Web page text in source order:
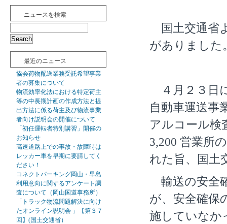
ニュースを検索
最近のニュース
協会荷物配送業務受託希望事業
者の募集について
物流効率化法における特定荷主
等の中長期計画の作成方法と提
出方法に係る荷主及び物流事業
者向け説明会の開催について
「初任運転者特別講習」開催の
お知らせ
高速道路上での事故・故障時は
レッカー車を早期に要請してく
ださい！
コネクトパーキング岡山・早島
利用意向に関するアンケート調
査について（岡山国道事務所）
「トラック物流問題解決に向け
たオンライン説明会 」【第３７
回】(国土交通省）
国土交通省
がありました
４月２３日
自動車運送事
アルコール検
3,200 営業所
れた旨、国土
輸送の安全
が、安全確保
施していなか